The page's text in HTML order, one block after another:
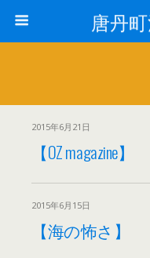
唐丹
2015年6月21日
【OZ magazine】
2015年6月15日
【海の怖さ】